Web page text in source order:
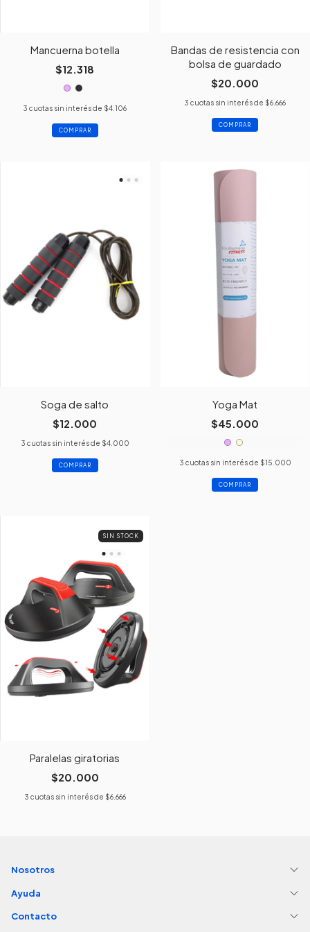
Mancuerna botella
$12.318
3 cuotas sin interés de $4.106
COMPRAR
Bandas de resistencia con
bolsa de guardado
$20.000
3 cuotas sin interés de $6.666
Soga de salto
$12.000
3 cuotas sin interés de $4.000
Yoga Mat
$45.000
3 cuotas sin interés de $15.000
COMPRAR
SIN STOCK
Paralelas giratorias
$20.000
3 cuotas sin interés de $6.666
Nosotros
Ayuda
Contacto